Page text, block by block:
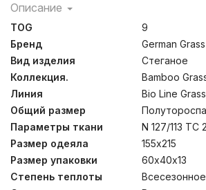
Описание
Бамбуковый наполнитель
бактерицидными
антибактериальное воздействие.
имеет Сертификат Oeko-Tex®
подтверждает отсутствие в ткани
для здоровья человека. Подушки
элементов на “молниях” –
внутренней подушки, что сделано
регулировки количества
камеры, который можно отбирать-
подбирая оптимальный
представлены всесезонные и
позволит подобрать идеальный
вашим индивидуальным
температуре до 30С°
TOG
9
Бренд
German Grass
Вид изделия
Стеганое
Коллекция.
Bamboo
Линия
Bio Line Grass
Общий размер
Параметры ткани
N 127/113 TC
Размер одеяла
155х215
Размер упаковки
60х40х13
Степень теплоты
Всесезонное